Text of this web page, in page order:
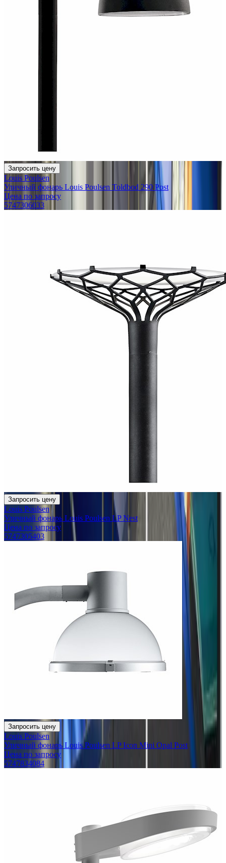
Запросить цену
Louis Poulsen
Уличный фонарь Louis Poulsen Toldbod 290 Post
Цена по запросу
5747306033
Запросить цену
Louis Poulsen
Уличный фонарь Louis Poulsen LP Nest
Цена по запросу
5747305403
Запросить цену
Louis Poulsen
Уличный фонарь Louis Poulsen LP Icon Mini Opal Post
Цена по запросу
5747834084